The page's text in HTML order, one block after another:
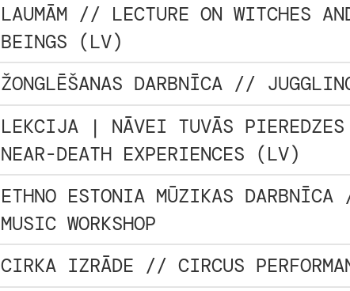
LAUMĀM // LECTURE ON WITCHES
BEINGS (LV)
ŽONGLĒŠANAS DARBNĪCA //
LEKCIJA | NĀVEI TUVĀS
NEAR-DEATH EXPERIENCES (LV)
ETHNO ESTONIA MŪZIKAS
MUSIC WORKSHOP
CIRKA IZRĀDE // CIRCUS